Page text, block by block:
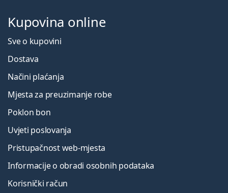
Kupovina online
Sve o kupovini
Dostava
Načini plaćanja
Mjesta za preuzimanje robe
Poklon bon
Uvjeti poslovanja
Pristupačnost web-mjesta
Informacije o obradi osobnih podataka
Korisnički račun